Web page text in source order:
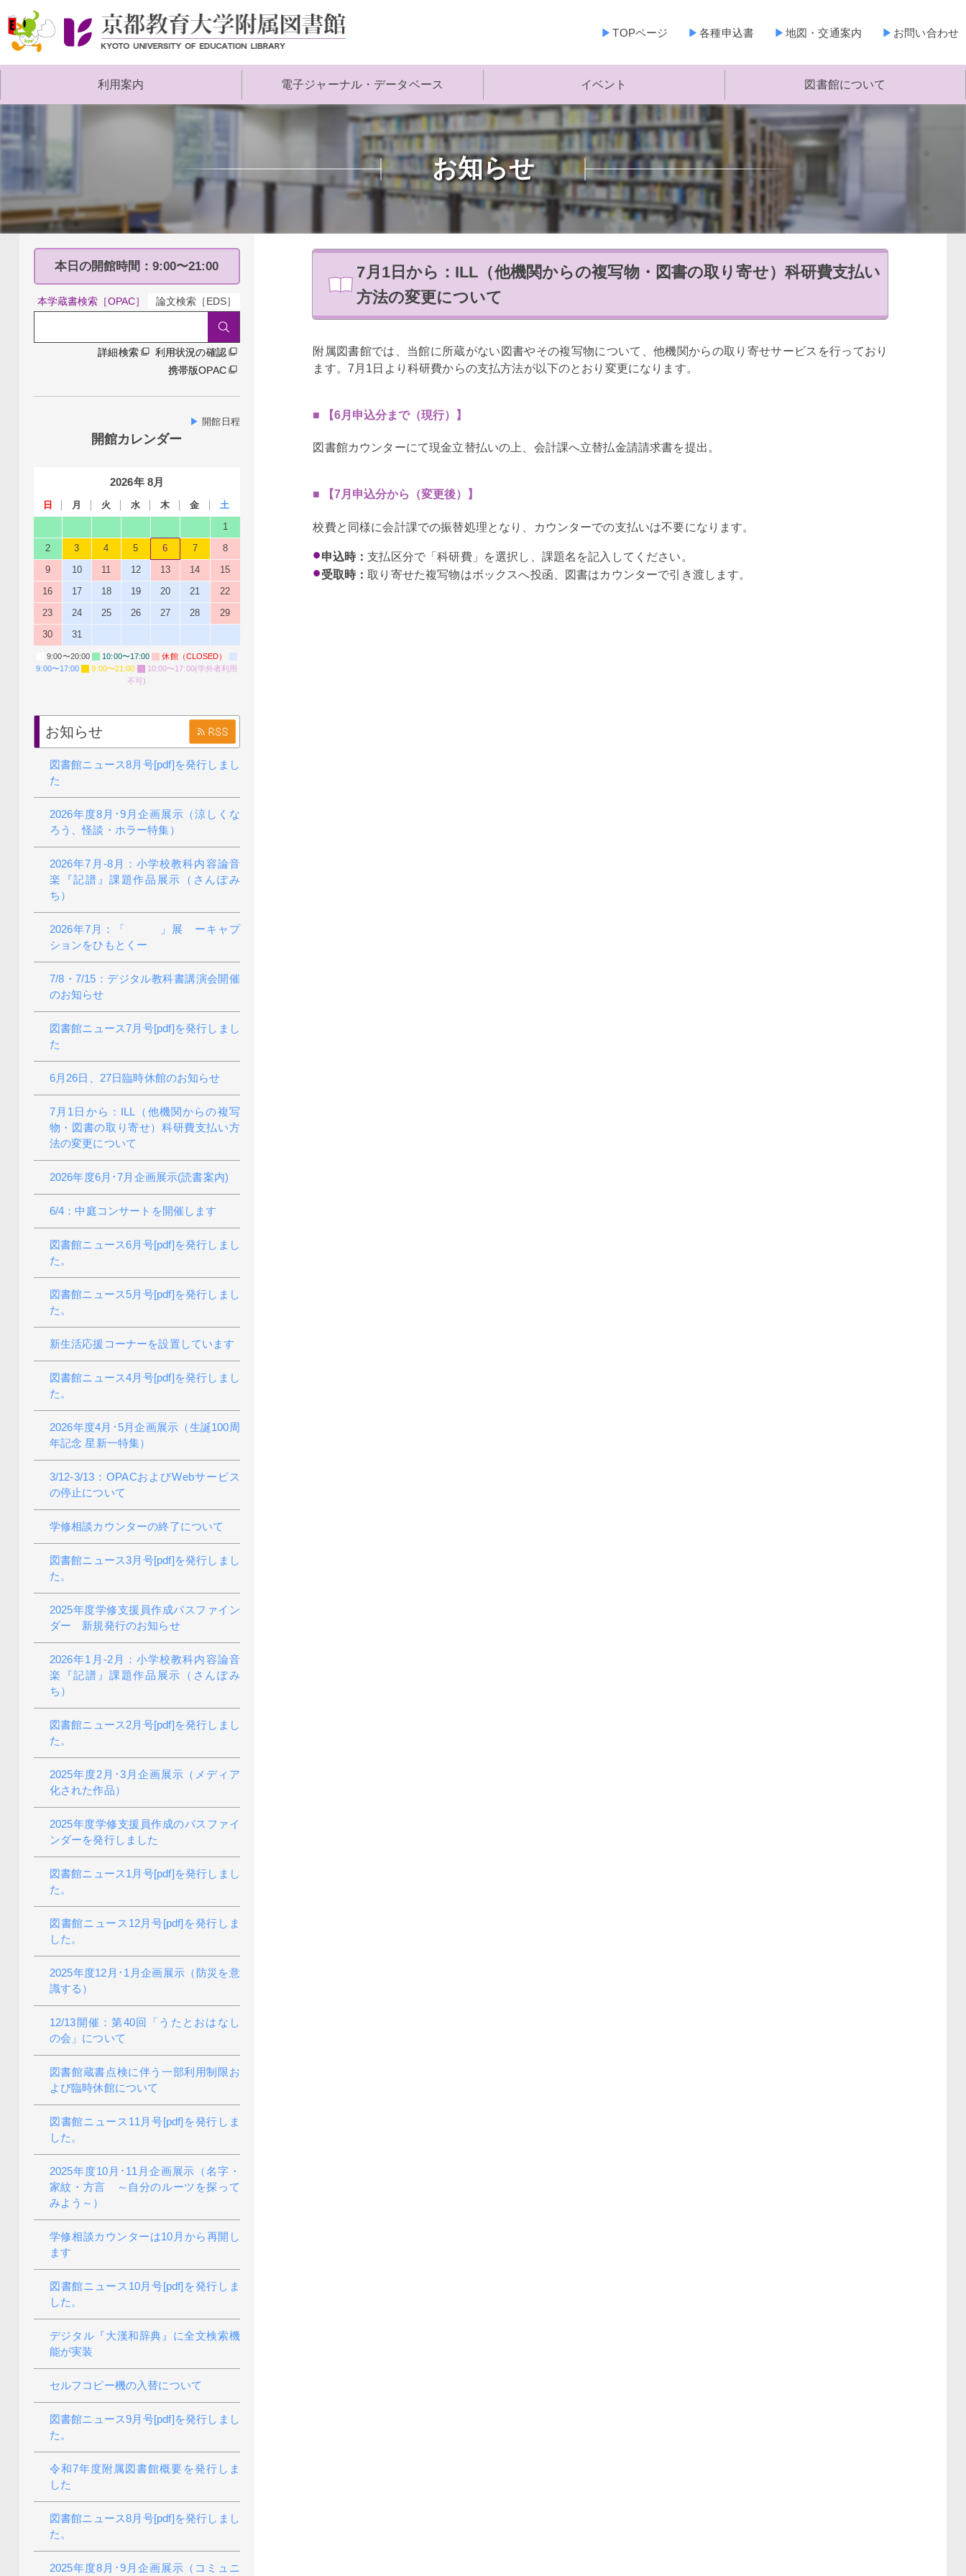
京
学
附
属
館
TOPページ 各種申込書 地図・交通案内 お問い合わせ
利用案内 電子ジャーナル・データベース イベント 図書館について
お知らせ
本日の開館時間：9:00〜21:00
本学蔵書検索［OPAC］ 論文検索［EDS］
詳細検索
利用状況の確認
携帯版OPAC
雑誌タイトルから探す
▶ 開館日程
開館カレンダー
2026年 8月
日 月 火 水 木 金
土
1
2
3 4 5 6 7
8
9
10 11 12 13 14
15
16
17 18 19 20 21
22
23
24 25 26 27 28
29
30
31
9:00〜20:00 10:00〜17:00
休館（CLOSED）
9:00〜17:00
9:00〜21:00
10:00〜17:00(学外者利用
不可)
お知らせ
図書館ニュース8月号[pdf]を発行しまし
た
2026年度8月･9月企画展示（涼しくな
ろう、怪談・ホラー特集）
2026年7月-8月：小学校教科内容論音
楽『記譜』課題作品展示（さんぽみ
ち）
2026年7月：「 」展 ーキャプ
ションをひもとくー
7/8・7/15：デジタル教科書講演会開催
のお知らせ
図書館ニュース7月号[pdf]を発行しまし
た
6月26日、27日臨時休館のお知らせ
7月1日から：ILL（他機関からの複写
物・図書の取り寄せ）科研費支払い方
法の変更について
2026年度6月･7月企画展示(読書案内)
6/4：中庭コンサートを開催します
図書館ニュース6月号[pdf]を発行しまし
た。
図書館ニュース5月号[pdf]を発行しまし
た。
新生活応援コーナーを設置しています
図書館ニュース4月号[pdf]を発行しまし
た。
2026年度4月･5月企画展示（生誕100周
年記念 星新一特集）
3/12-3/13：OPACおよびWebサービス
の停止について
学修相談カウンターの終了について
図書館ニュース3月号[pdf]を発行しまし
た。
2025年度学修支援員作成パスファイン
ダー 新規発行のお知らせ
2026年1月-2月：小学校教科内容論音
楽『記譜』課題作品展示（さんぽみ
ち）
図書館ニュース2月号[pdf]を発行しまし
た。
2025年度2月･3月企画展示（メディア
化された作品）
2025年度学修支援員作成のパスファイ
ンダーを発行しました
図書館ニュース1月号[pdf]を発行しまし
た。
図書館ニュース12月号[pdf]を発行しま
した。
2025年度12月･1月企画展示（防災を意
識する）
12/13開催：第40回「うたとおはなし
の会」について
図書館蔵書点検に伴う一部利用制限お
よび臨時休館について
図書館ニュース11月号[pdf]を発行しま
した。
2025年度10月･11月企画展示（名字・
家紋・方言 ～自分のルーツを探って
みよう～）
学修相談カウンターは10月から再開し
ます
図書館ニュース10月号[pdf]を発行しま
した。
デジタル『大漢和辞典』に全文検索機
能が実装
セルフコピー機の入替について
図書館ニュース9月号[pdf]を発行しまし
た。
令和7年度附属図書館概要を発行しま
した
図書館ニュース8月号[pdf]を発行しまし
た。
2025年度8月･9月企画展示（コミュニ
7月1日から：ILL（他機関からの複写物・図書の取り寄せ）科研費支払い
方法の変更について
附属図書館では、当館に所蔵がない図書やその複写物について、他機関からの取り寄せサービスを行っており
ます。7月1日より科研費からの支払方法が以下のとおり変更になります。
【6月申込分まで（現行）】
図書館カウンターにて現金立替払いの上、会計課へ立替払金請請求書を提出。
【7月申込分から（変更後）】
校費と同様に会計課での振替処理となり、カウンターでの支払いは不要になります。
申込時：支払区分で「科研費」を選択し、課題名を記入してください。
受取時：取り寄せた複写物はボックスへ投函、図書はカウンターで引き渡します。